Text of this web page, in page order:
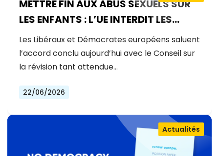
METTRE FIN AUX ABUS SEXUELS SUR
LES ENFANTS : L’UE INTERDIT LES
MANUELS D’ABUS, RENFORCE LA
PRÉVENTION ET GARANTIT LA
JUSTICE POUR LES VICTIMES
Les Libéraux et Démocrates européens saluent
l’accord conclu aujourd’hui avec le Conseil sur
la révision tant attendue…
22/06/2026
Actualités